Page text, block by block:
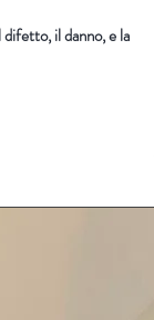
il danno, e la